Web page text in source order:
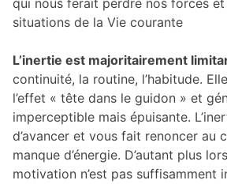
qui nous ferait perdre nos forces
situations de la Vie courante
L’inertie est majoritairement
continuité, la routine, l’habitude.
l’effet « tête dans le guidon » et
imperceptible mais épuisante.
d’avancer et vous fait renoncer au
manque d’énergie. D’autant plus
motivation n’est pas suffisamment